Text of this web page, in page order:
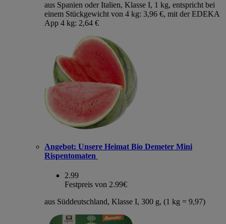
aus Spanien oder Italien, Klasse I, 1 kg, entspricht bei
einem Stückgewicht von 4 kg: 3,96 €, mit der EDEKA
App 4 kg: 2,64 €
Angebot: Unsere Heimat Bio Demeter Mini
Rispentomaten
2.99
Festpreis von 2.99€
aus Süddeutschland, Klasse I, 300 g, (1 kg = 9,97)